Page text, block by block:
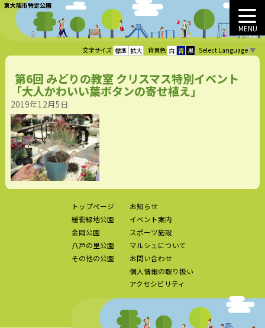
東大阪市特定公園
MENU
文字サイズ 標準 拡大 背景色 白 青 黒 Select Language ▼
第6回 みどりの教室 クリスマス特別イベント
「大人かわいい葉ボタンの寄せ植え」
2019年12月5日
トップページ
緩衝緑地公園
金岡公園
八戸の里公園
その他の公園
お知らせ
イベント案内
スポーツ施設
マルシェについて
お問い合わせ
個人情報の取り扱い
アクセシビリティ